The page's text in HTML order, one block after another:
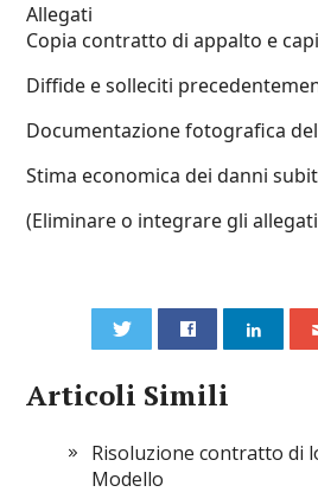
Allegati
Copia contratto di appalto e
Diffide e solleciti
Documentazione fotografica
Stima economica dei danni
(Eliminare o integrare gli
Articoli Simili
Risoluzione contratto di
Modello